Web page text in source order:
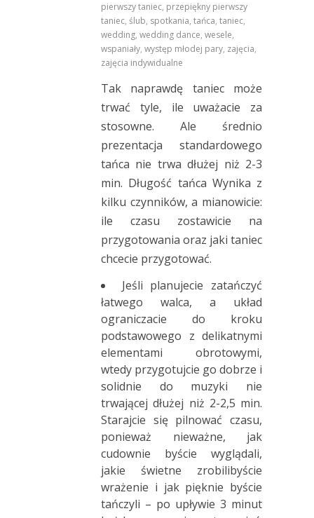
pierwszy taniec, przepiękny pierwszy
taniec, ślub, spotkania, tańca, taniec,
wedding, wedding dance, wesele,
wspaniały, występ młodej pary, zajęcia,
zajęcia indywidualne
Tak naprawdę taniec może
trwać tyle, ile uważacie za
stosowne. Ale średnio
prezentacja standardowego
tańca nie trwa dłużej niż 2-3
min. Długość tańca Wynika z
kilku czynników, a mianowicie:
ile czasu zostawicie na
przygotowania oraz jaki taniec
chcecie przygotować.
Jeśli planujecie zatańczyć
łatwego walca, a układ
ograniczacie do kroku
podstawowego z delikatnymi
elementami obrotowymi,
wtedy przygotujcie go dobrze i
solidnie do muzyki nie
trwającej dłużej niż 2-2,5 min.
Starajcie się pilnować czasu,
ponieważ nieważne, jak
cudownie byście wyglądali,
jakie świetne zrobilibyście
wrażenie i jak pięknie byście
tańczyli – po upływie 3 minut